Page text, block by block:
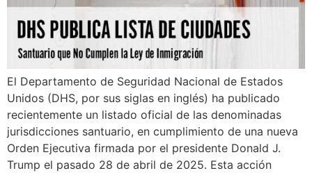
El Departamento de Seguridad Nacional de Estados
Unidos (DHS, por sus siglas en inglés) ha publicado
recientemente un listado oficial de las denominadas
jurisdicciones santuario, en cumplimiento de una nueva
Orden Ejecutiva firmada por el presidente Donald J.
Trump el pasado 28 de abril de 2025. Esta acción